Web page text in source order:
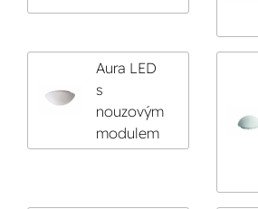
Aura LED
s
nouzovým
modulem